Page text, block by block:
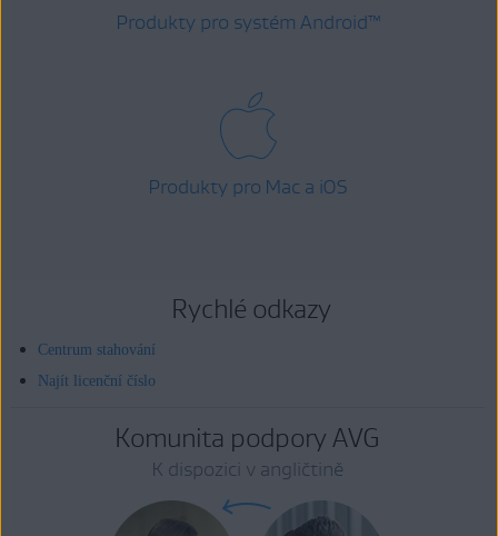
Produkty pro systém Android™
Produkty pro Mac a iOS
Rychlé odkazy
Centrum stahování
Najít licenční číslo
Komunita podpory AVG
K dispozici v angličtině